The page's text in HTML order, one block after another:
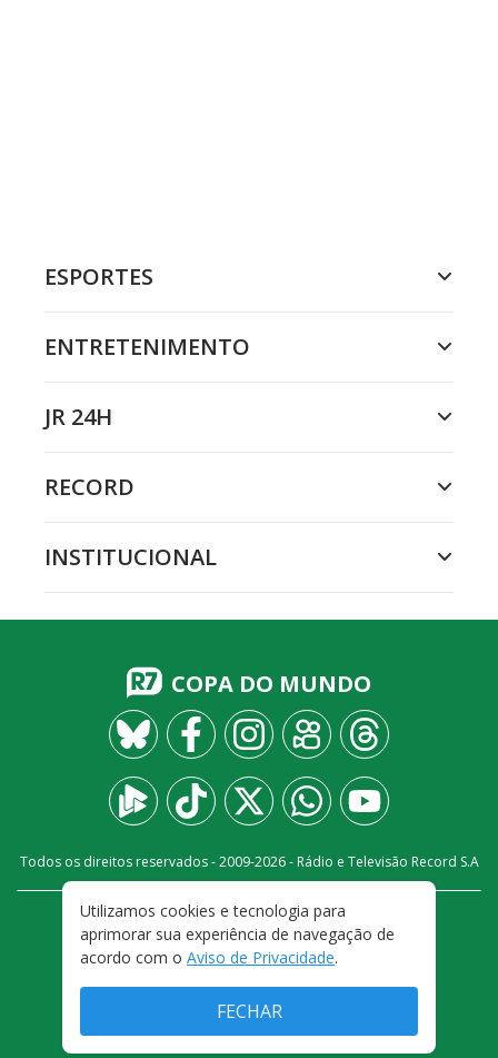
ESPORTES
ENTRETENIMENTO
JR 24H
RECORD
INSTITUCIONAL
COPA DO MUNDO
Todos os direitos reservados - 2009-2026- Rádio e Televisão Record S.A
FALE CONOSCO
PRIVACIDADE
TERMOS E CONDIÇÕES DE USO
Utilizamos cookies e tecnologia para
aprimorar sua experiência de navegação de
acordo com o Aviso de Privacidade.
FECHAR